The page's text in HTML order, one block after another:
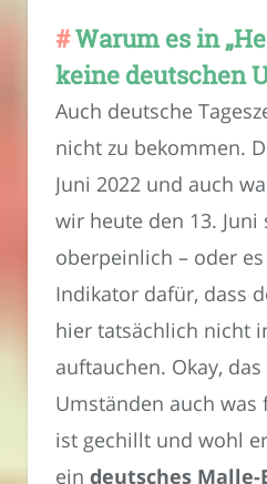
Warum es in
keine deutschen
Auch deutsche
nicht zu bekommen.
Juni 2022 und auch
wir heute den 13. Juni
oberpeinlich – oder
Indikator dafür, dass
hier tatsächlich nicht
auftauchen. Okay,
Umständen auch was
ist gechillt und wohl
ein deutsches